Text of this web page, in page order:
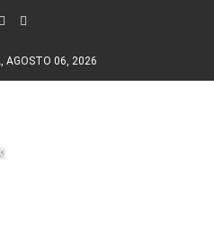
AGOSTO 06, 2026